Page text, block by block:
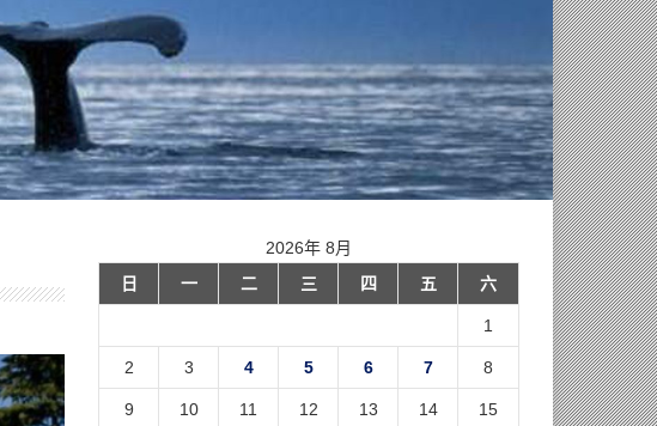
2026年 8月
日
一 二 三 四 五 六
1
2 3 4 5 6 7 8
9 10 11 12 13 14 15